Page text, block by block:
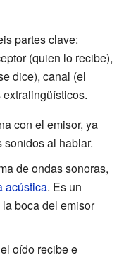
partes clave:
(quien lo recibe),
dice), canal (el
con el emisor, ya
al hablar.
de ondas sonoras,
acústica. Es un
boca del emisor
oído recibe e